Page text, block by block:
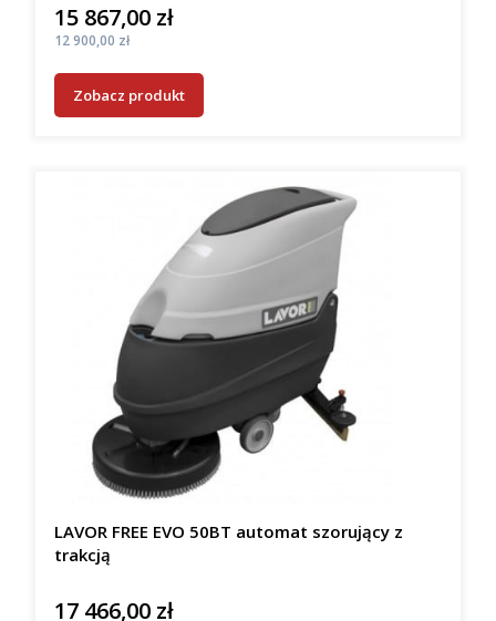
Cena
15 867,00 zł
Cena
12 900,00 zł
Zobacz produkt
LAVOR FREE EVO 50BT automat szorujący z
trakcją
Cena
17 466,00 zł